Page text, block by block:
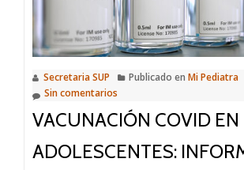
Secretaria SUP Publicado en Mi Pediatra
Sin comentarios
VACUNACIÓN COVID EN
ADOLESCENTES: